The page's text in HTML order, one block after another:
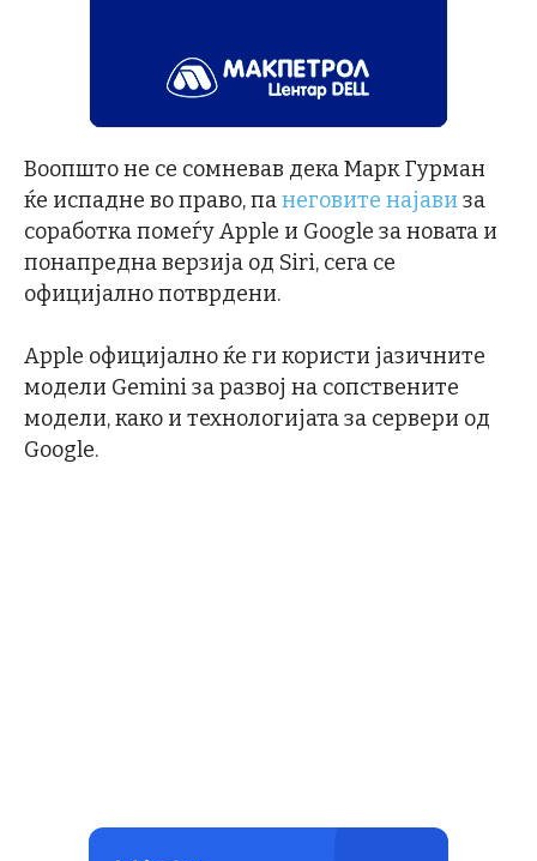
Воопшто не се сомневав дека Марк Гурман
ќе испадне во право, панеговите најави за
соработка помеѓу Apple и Google за новата и
понапредна верзија од Siri, сега се
официјално потврдени.
Apple официјално ќе ги користи јазичните
модели Gemini за развој на сопствените
модели, како и технологијата за сервери од
Google.